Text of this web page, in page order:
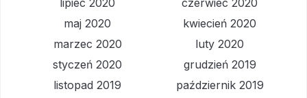
lipiec 2020
czerwiec 2020
maj 2020
kwiecień 2020
marzec 2020
luty 2020
styczeń 2020
grudzień 2019
listopad 2019
październik 2019